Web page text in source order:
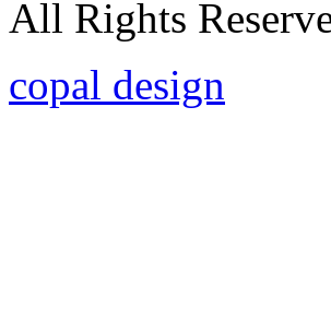
All Rights
copal design